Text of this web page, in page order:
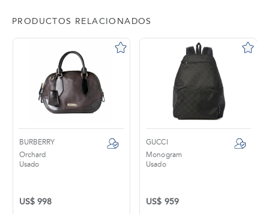
PRODUCTOS RELACIONADOS
BURBERRY
Orchard
Usado
US$ 998
GUCCI
Monogram
Usado
US$ 959